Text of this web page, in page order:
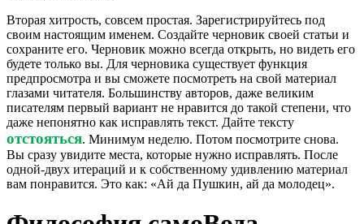
Вторая хитрость, совсем простая. Зарегистрируйтесь под
своим настоящим именем. Создайте черновик своей статьи и
сохраните его. Черновик можно всегда открыть, но видеть его
будете только вы. Для черновика существует функция
предпросмотра и вы сможете посмотреть на свой материал
глазами читателя. Большинству авторов, даже великим
писателям первый вариант не нравится до такой степени, что
даже непонятно как исправлять текст. Дайте тексту
отстояться. Минимум неделю. Потом посмотрите снова.
Вы сразу увидите места, которые нужно исправлять. После
одной-двух итераций и к собственному удивлению материал
вам понравится. Это как: «Ай да Пушкин, ай да молодец».